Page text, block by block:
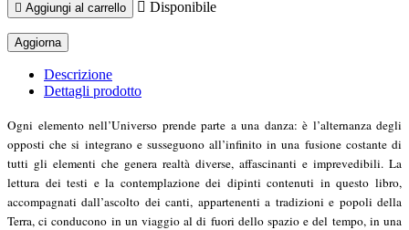
 Aggiungi al carrello  Disponibile
Descrizione
Dettagli prodotto
Ogni elemento nell’Universo prende parte a una danza: è l’alternanza degli
opposti che si integrano e susseguono all’infinito in una fusione costante di
tutti gli elementi che genera realtà diverse, affascinanti e imprevedibili. La
lettura dei testi e la contemplazione dei dipinti contenuti in questo libro,
accompagnati dall’ascolto dei canti, appartenenti a tradizioni e popoli della
Terra, ci conducono in un viaggio al di fuori dello spazio e del tempo, in una